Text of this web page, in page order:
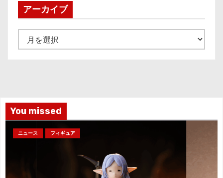
アーカイブ
ー
You missed
ニュース フィギュア